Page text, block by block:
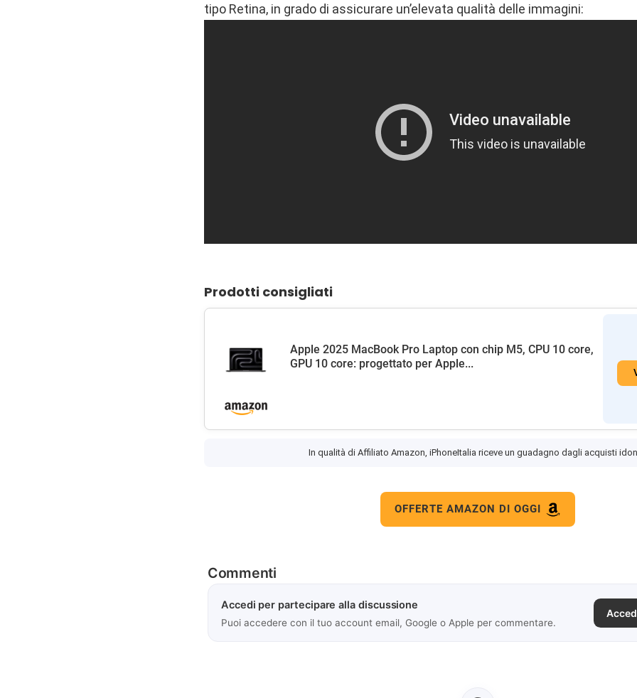
tipo Retina, in grado di assicurare un’elevata qualità delle immagini:
Prodotti consigliati
Apple 2025 MacBook Pro Laptop con chip M5, CPU 10 core,
GPU 10 core: progettato per Apple...
In qualità di Affiliato Amazon, iPhoneItalia riceve un guadagno dagli acquisti
OFFERTE AMAZON DI OGGI
Commenti
Accedi per partecipare alla discussione
Puoi accedere con il tuo account email, Google o Apple per commentare.